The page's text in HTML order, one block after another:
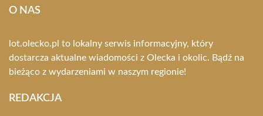
O NAS
lot.olecko.pl to lokalny serwis informacyjny, który
dostarcza aktualne wiadomości z Olecka i okolic. Bądź na
bieżąco z wydarzeniami w naszym regionie!
REDAKCJA